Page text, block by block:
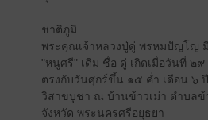
ชาติภูมิ
พระคุณเจ้าหลวงปู่ดู่ พรหมปัญโญ
"หนูศรี" เดิม ชื่อ ดู่ เกิดเมื่อวันที่ ๒
ตรงกับวันศุกร์ขึ้น ๑๕ ค่ำ เดือน ๖
วิสาขบูชา ณ บ้านข้าวเม่า ตำบลข้
จังหวัด พระนครศรีอยุธยา